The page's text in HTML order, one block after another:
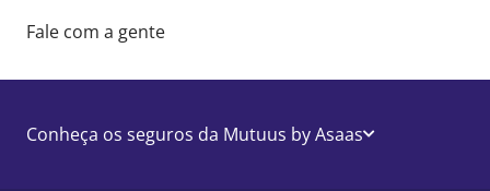
Fale com a gente
Conheça os seguros da Mutuus by Asaas